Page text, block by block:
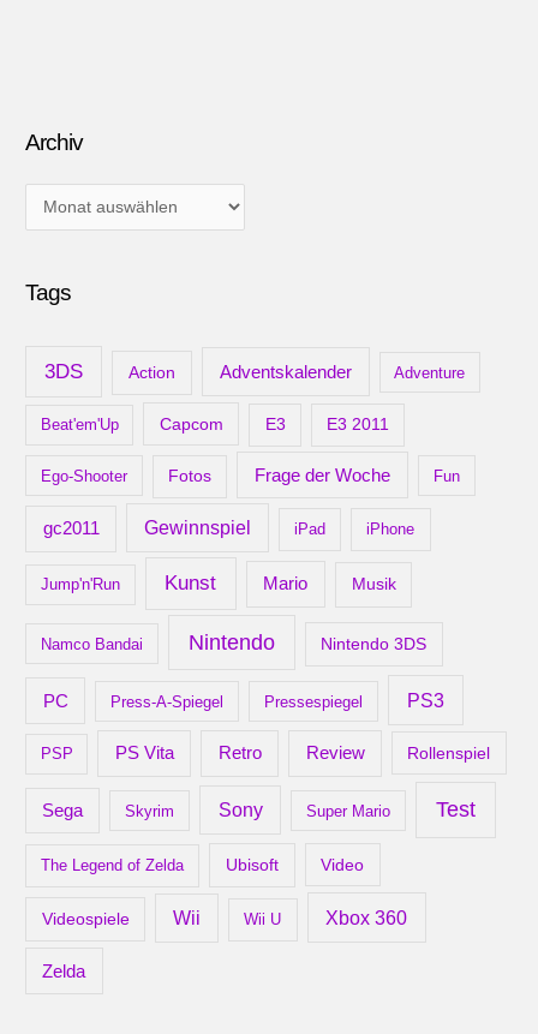
Archiv
r
Tags
3DS Action Adventskalender Adventure
Beat'em'Up Capcom E3 E3 2011
Ego-Shooter Fotos Frage der Woche Fun
gc2011 Gewinnspiel iPad iPhone
Jump'n'Run Kunst Mario Musik
Namco Bandai Nintendo Nintendo 3DS
PC Press-A-Spiegel Pressespiegel PS3
PSP PS Vita Retro Review Rollenspiel
Sega Skyrim Sony Super Mario Test
The Legend of Zelda Ubisoft Video
Videospiele Wii Wii U Xbox 360
Zelda